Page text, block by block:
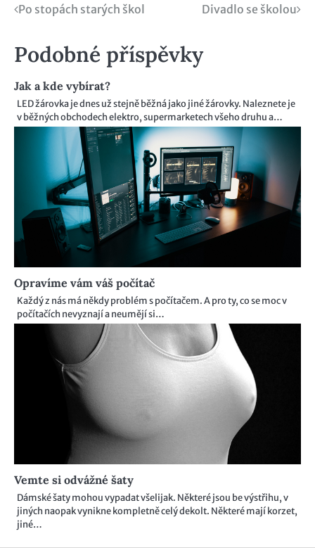
Navigace
příspěvek
Po stopách starých škol Divadlo se školou
Podobné příspěvky
Jak a kde vybírat?
LED žárovka je dnes už stejně běžná jako jiné žárovky. Naleznete je
v běžných obchodech elektro, supermarketech všeho druhu a…
Opravíme vám váš počítač
Každý z nás má někdy problém s počítačem. A pro ty, co se moc v
počítačích nevyznají a neumějí si…
Vemte si odvážné šaty
Dámské šaty mohou vypadat všelijak. Některé jsou be výstřihu, v
jiných naopak vynikne kompletně celý dekolt. Některé mají korzet,
jiné…